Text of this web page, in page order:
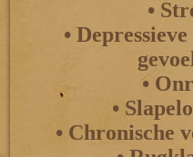
•
•
•
•
• Chronische